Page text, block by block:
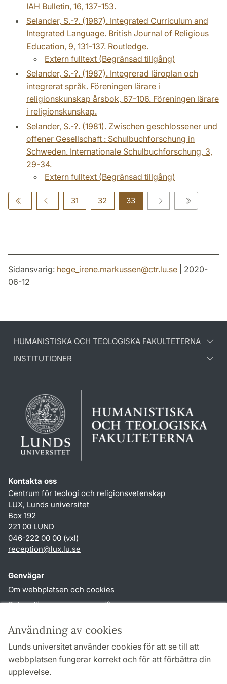
Användning av cookies
Lunds universitet använder cookies för att se till att
webbplatsen fungerar korrekt och för att förbättra din
upplevelse.
IAH Bulletin, 16, 137-153.
Selander, S.-?. (1987). Integrated Curriculum and
Integrated Language. British Journal of Religious
Education, 9, 131-137. Routledge.
Extern fulltext (Begränsad tillgång)
Selander, S.-?. (1987). Integrerad läroplan och
integrerat språk. Föreningen lärare i
religionskunskap årsbok, 67-106. Föreningen lärare
i religionskunskap.
Selander, S.-?. (1981). Zwischen geschlossener und
offener Gesellschaft : Schulbuchforschung in
Schweden. Internationale Schulbuchforschung, 3,
29-34.
Extern fulltext (Begränsad tillgång)
31 32 33
Sidansvarig: hege_irene.markussen@ctr.lu.se | 2020-
06-12
HUMANISTISKA OCH TEOLOGISKA FAKULTETERNA
INSTITUTIONER
Kontakta oss
Centrum för teologi och religionsvetenskap
LUX, Lunds universitet
Box 192
221 00 LUND
046-222 00 00 (vxl)
reception@lux.lu.se
Genvägar
Om webbplatsen och cookies
Behandling av personuppgifter
TYPO3-login
Följ oss i sociala medier